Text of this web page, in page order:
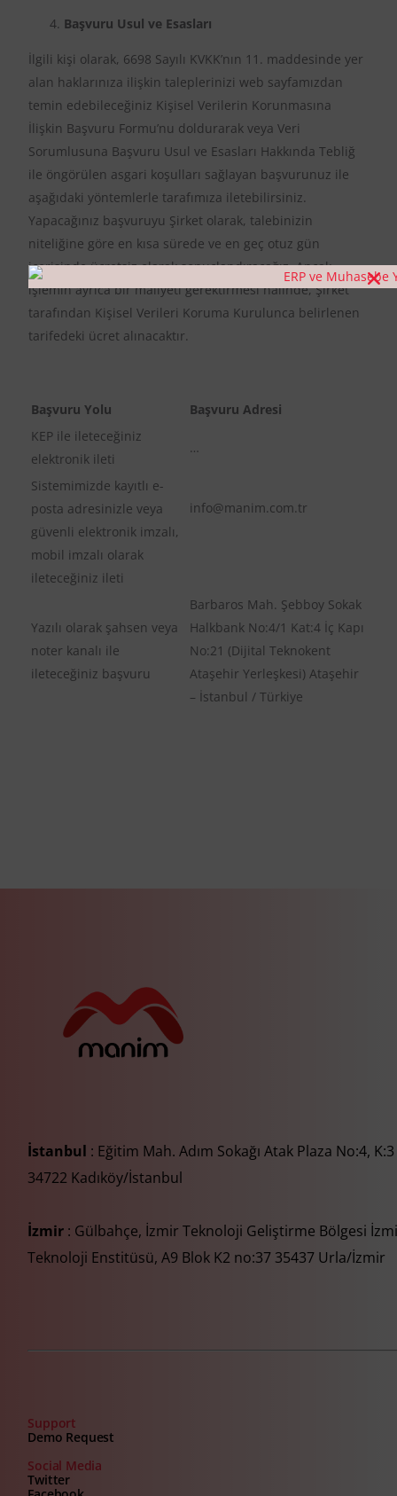
Başvuru Usul ve Esasları
İlgili kişi olarak, 6698 Sayılı KVKK’nın 11. maddesinde yer
alan haklarınıza ilişkin taleplerinizi web sayfamızdan
temin edebileceğiniz Kişisel Verilerin Korunmasına
İlişkin Başvuru Formu’nu doldurarak veya Veri
Sorumlusuna Başvuru Usul ve Esasları Hakkında Tebliğ
ile öngörülen asgari koşulları sağlayan başvurunuz ile
aşağıdaki yöntemlerle tarafımıza iletebilirsiniz.
Yapacağınız başvuruyu Şirket olarak, talebinizin
niteliğine göre en kısa sürede ve en geç otuz gün
içerisinde ücretsiz olarak sonuçlandıracağız. Ancak,
işlemin ayrıca bir maliyeti gerektirmesi hâlinde, Şirket
tarafından Kişisel Verileri Koruma Kurulunca belirlenen
tarifedeki ücret alınacaktır.
Başvuru Yolu
Başvuru Adresi
KEP ile ileteceğiniz
elektronik ileti
…
Sistemimizde kayıtlı e-
posta adresinizle veya
güvenli elektronik imzalı,
mobil imzalı olarak
ileteceğiniz ileti
info@manim.com.tr
Yazılı olarak şahsen veya
noter kanalı ile
ileteceğiniz başvuru
Barbaros Mah. Şebboy Sokak
Halkbank No:4/1 Kat:4 İç Kapı
No:21 (Dijital Teknokent
Ataşehir Yerleşkesi) Ataşehir
– İstanbul / Türkiye
İstanbul : Eğitim Mah. Adım Sokağı Atak Plaza No:4,
34722 Kadıköy/İstanbul
İzmir : Gülbahçe, İzmir Teknoloji Geliştirme Bölgesi
Teknoloji Enstitüsü, A9 Blok K2 no:37 35437 Urla/İzmir
Support
Demo Request
Social Media
Twitter